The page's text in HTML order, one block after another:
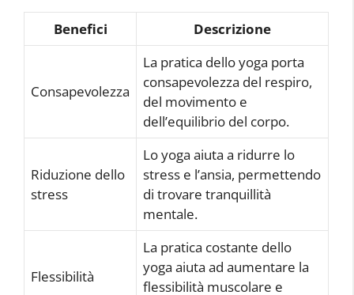
Benefici Descrizione
Consapevolezza
La pratica dello yoga porta
consapevolezza del respiro,
del movimento e
dell’equilibrio del corpo.
Riduzione dello
stress
Lo yoga aiuta a ridurre lo
stress e l’ansia, permettendo
di trovare tranquillità
mentale.
Flessibilità
La pratica costante dello
yoga aiuta ad aumentare la
flessibilità muscolare e